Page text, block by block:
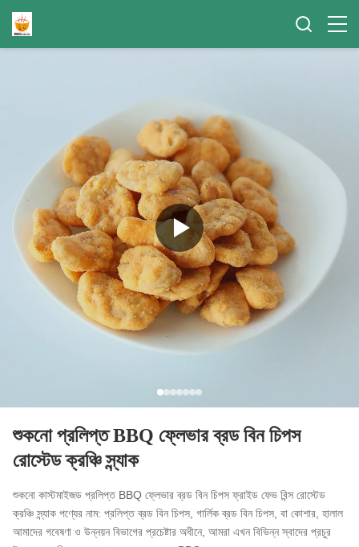
শুকনো প্রলিপ্ত BBQ ফ্লেভার ব্রড বিন চিপস
রোস্টেড ক্রঞ্চি স্ন্যাক
শুকনো কাস্টমাইজড প্রলিপ্ত BBQ ফ্লেভার ব্রড বিন চিপস ফ্রাইড ফেভ বিন্স রোস্টেড
ক্রঞ্চি স্ন্যাক পণ্যের নাম: প্রলিপ্ত ব্রড বিন চিপস, গার্লিক ব্রড বিন চিপস, বা কোশার, হালাল
আমাদের গবেষণা ও উন্নয়ন বিভাগের প্রচেষ্টার অধীনে, আমরা এখন বিভিন্ন স্বাদের প্রচুর